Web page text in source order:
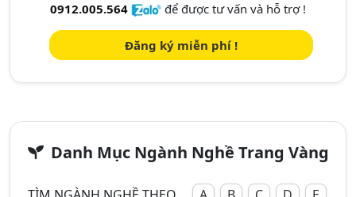
0912.005.564
để được tư vấn và hỗ trợ !
Đăng ký miễn phí !
Danh Mục Ngành Nghề Trang Vàng